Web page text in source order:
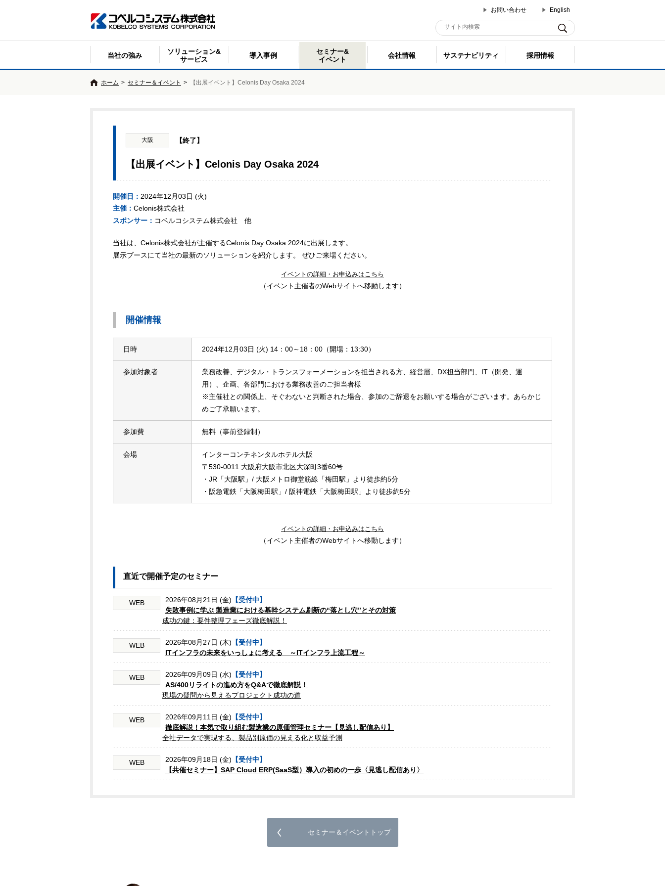
お問い合わせ English
当社の強み
ソリューション&
サービス
導入事例
セミナー&
イベント
会社情報 サステナビリティ 採用情報
ホーム > セミナー＆イベント > 【出展イベント】Celonis Day Osaka 2024
大阪 【終了】
【出展イベント】Celonis Day Osaka 2024
開催日： 2024年12月03日 (火)
主催： Celonis株式会社
スポンサー： コベルコシステム株式会社 他
当社は、Celonis株式会社が主催するCelonis Day Osaka 2024に出展します。
展示ブースにて当社の最新のソリューションを紹介します。 ぜひご来場ください。
イベントの詳細・お申込みはこちら
（イベント主催者のWebサイトへ移動します）
開催情報
日時 2024年12月03日 (火) 14：00～18：00（開場：13:30）
参加対象者
業務改善、デジタル・トランスフォーメーションを担当される方、経営層、DX担当部門、IT（開発、運
用）、企画、各部門における業務改善のご担当者様
※主催社との関係上、そぐわないと判断された場合、参加のご辞退をお願いする場合がございます。あらかじ
めご了承願います。
参加費 無料（事前登録制）
会場
インターコンチネンタルホテル大阪
〒530-0011 大阪府大阪市北区大深町3番60号
・JR「大阪駅」/ 大阪メトロ御堂筋線「梅田駅」より徒歩約5分
・阪急電鉄「大阪梅田駅」/ 阪神電鉄「大阪梅田駅」より徒歩約5分
イベントの詳細・お申込みはこちら
（イベント主催者のWebサイトへ移動します）
直近で開催予定のセミナー
WEB 2026年08月21日 (金) 【受付中】
失敗事例に学ぶ 製造業における基幹システム刷新の“落とし穴”とその対策
成功の鍵：要件整理フェーズ徹底解説！
WEB 2026年08月27日 (木) 【受付中】
ITインフラの未来をいっしょに考える ～ITインフラ上流工程～
WEB 2026年09月09日 (水) 【受付中】
AS/400リライトの進め方をQ&Aで徹底解説！
現場の疑問から見えるプロジェクト成功の道
WEB 2026年09月11日 (金) 【受付中】
徹底解説！本気で取り組む製造業の原価管理セミナー【見逃し配信あり】
全社データで実現する、製品別原価の見える化と収益予測
WEB 2026年09月18日 (金) 【受付中】
【共催セミナー】SAP Cloud ERP(SaaS型）導入の初めの一歩〈見逃し配信あり〉
セミナー＆イベントトップ